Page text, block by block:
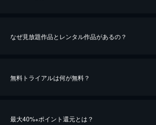
なぜ見放題作品とレンタル作品があるの？
無料トライアルは何が無料？
最大40%※ポイント還元とは？